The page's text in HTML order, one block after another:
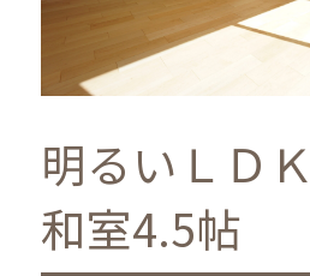
明るいＬＤ
和室4.5帖